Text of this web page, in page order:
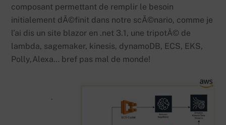
composant permettant de remplir le besoin
initialement dÃ©finit dans notre scÃ©nario, comme je
l’ai dis un site blazor en .net 3.1, une tripotÃ© de
lambda, sagemaker, kinesis, dynamoDB, ECS, EKS,
Polly,Alexa… bref pas mal de monde!